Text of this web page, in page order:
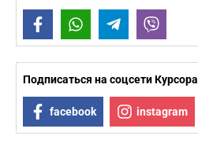
FacebookWhatsAppTelegram
Подписаться на соцсети
facebook instagram